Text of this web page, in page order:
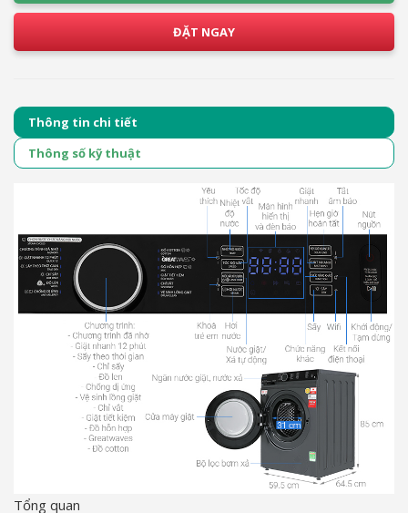
ĐẶT NGAY
Thông tin chi tiết
Thông số kỹ thuật
Tổng quan